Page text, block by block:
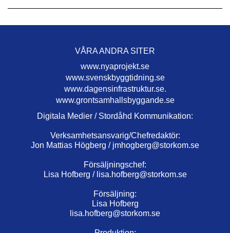
VÅRA ANDRA SITER
www.nyaprojekt.se
www.svenskbyggtidning.se
www.dagensinfrastruktur.se.
www.grontsamhallsbyggande.se
Digitala Medier / Stordåhd Kommunikation:
Verksamhetsansvarig/Chefredaktör:
Jon Mattias Högberg / jmhogberg@storkom.se
Försäljningschef:
Lisa Hofberg / lisa.hofberg@storkom.se
Försäljning:
Lisa Hofberg
lisa.hofberg@storkom.se